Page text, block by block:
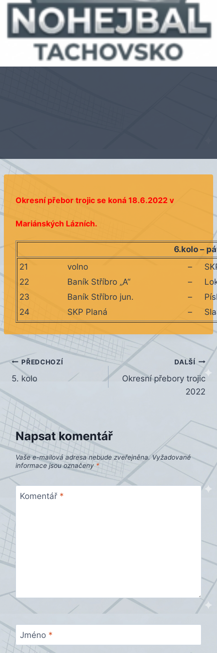
Okresní přebor trojic se koná 18.6.2022 v
Mariánských Lázních.
6.kolo –
21
volno –
22
Baník Stříbro „A“ –
23
Baník Stříbro jun. –
24
SKP Planá –
Navigace
pro
příspěvek
PŘEDCHOZÍ
5. kolo
DALŠÍ
Okresní přebory trojic
2022
Napsat komentář
Vaše e-mailová adresa nebude zveřejněna. Vyžadované
informace jsou označeny *
Komentář *
Jméno *